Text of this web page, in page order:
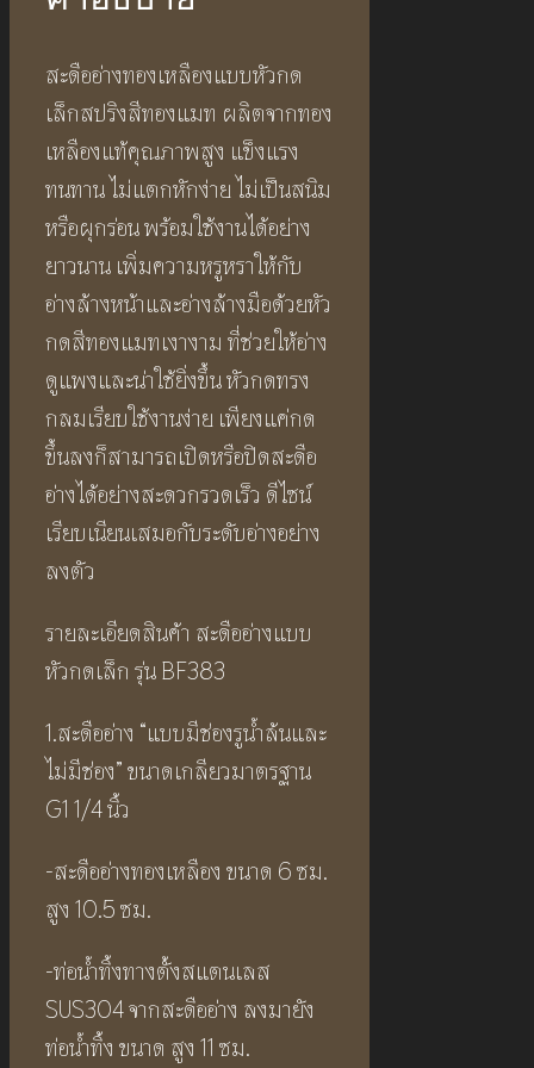
สะดืออ่างทองเหลืองแบบหัวกด
เล็กสปริงสีทองแมท ผลิตจากทอง
เหลืองแท้คุณภาพสูง แข็งแรง
ทนทาน ไม่แตกหักง่าย ไม่เป็นสนิม
หรือผุกร่อน พร้อมใช้งานได้อย่าง
ยาวนาน เพิ่มความหรูหราให้กับ
อ่างล้างหน้าและอ่างล้างมือด้วยหัว
กดสีทองแมทเงางาม ที่ช่วยให้อ่าง
ดูแพงและน่าใช้ยิ่งขึ้น หัวกดทรง
กลมเรียบใช้งานง่าย เพียงแค่กด
ขึ้นลงก็สามารถเปิดหรือปิดสะดือ
อ่างได้อย่างสะดวกรวดเร็ว ดีไซน์
เรียบเนียนเสมอกับระดับอ่างอย่าง
ลงตัว
รายละเอียดสินค้า สะดืออ่างแบบ
หัวกดเล็ก รุ่น BF383
1.สะดืออ่าง “แบบมีช่องรูน้ำล้นและ
ไม่มีช่อง” ขนาดเกลียวมาตรฐาน
G1 1/4 นิ้ว
-สะดืออ่างทองเหลือง ขนาด 6 ซม.
สูง 10.5 ซม.
-ท่อน้ำทิ้งทางตั้งสแตนเลส
SUS304 จากสะดืออ่าง ลงมายัง
ท่อน้ำทิ้ง ขนาด สูง 11 ซม.